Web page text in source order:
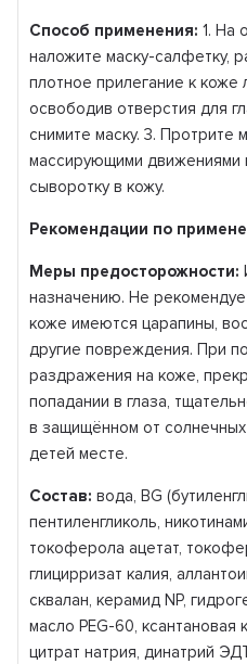
Способ применения: 1. На
наложите маску-салфетку,
плотное прилегание к коже
освободив отверстия для
снимите маску. 3. Протрите
массирующими движениями
сыворотку в кожу.
Рекомендации по
Меры предосторожности:
назначению. Не
коже имеются царапины,
другие повреждения. При
раздражения на коже,
попадании в глаза,
в защищённом от
детей месте.
Состав: вода, BG
пентиленгликоль,
токоферола ацетат,
глицирризат калия,
сквалан, керамид NP,
масло PEG-60, ксантановая
цитрат натрия, динатрий